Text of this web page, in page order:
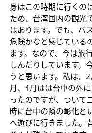
身はこの時期に行くの
ため、台湾国内の観光
はあります。でも、バ
危険かなと感じている
ます。なので、今は旅
しんだりしています。
うと思います。私は、
月、4月はは台中の外
ったのですが、ついて
時に台中の隣の彰化と
へ遊びに行きました。